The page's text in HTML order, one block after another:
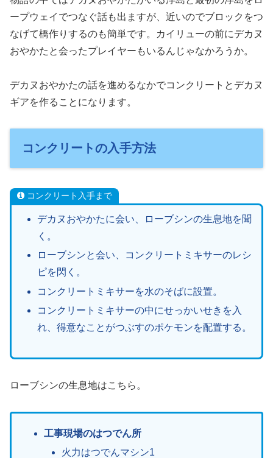
ープウェイでつなぐ話も出ますが、近いのでブロックをつ
なげて橋作りするのも簡単です。カイリューの前にデカヌ
おやかたと会ったプレイヤーもいるんじゃなかろうか。
デカヌおやかたの話を進めるなかでコンクリートとデカヌ
ギアを作ることになります。
コンクリートの入手方法
コンクリート入手まで
デカヌおやかたに会い、ローブシンの生息地を聞
く。
ローブシンと会い、コンクリートミキサーのレシ
ピを閃く。
コンクリートミキサーを水のそばに設置。
コンクリートミキサーの中にせっかいせきを入
れ、得意なことがつぶすのポケモンを配置する。
ローブシンの生息地はこちら。
工事現場のはつでん所
火力はつでんマシン1